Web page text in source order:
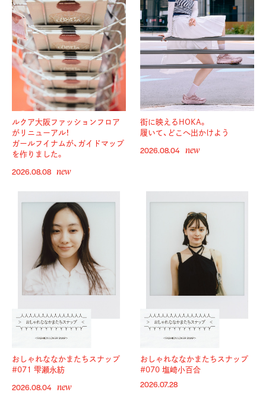
ルクア大阪ファッションフロア
がリニューアル！
ガールフイナムが、ガイドマップ
を作りました。
2026.08.08 new
街に映えるHOKA。
履いて、どこへ出かけよう
2026.08.04 new
おしゃれななかまたちスナップ
#071 雫瀬永紡
2026.08.04 new
おしゃれななかまたちスナップ
#070 塩崎小百合
2026.07.28